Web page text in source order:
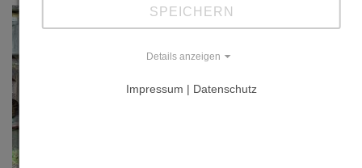
SPEICHERN
Details anzeigen
Impressum | Datenschutz